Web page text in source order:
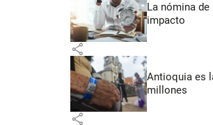
La nómina
impacto
share
Antioquia es
millones
share